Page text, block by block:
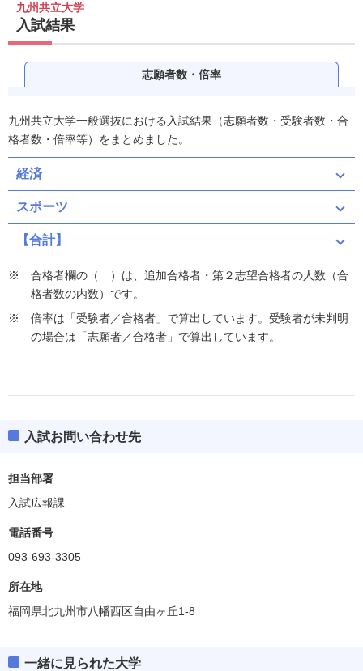
九州共立大学
入試結果
志願者数・倍率
九州共立大学一般選抜における入試結果（志願者数・受験者数・合
格者数・倍率等）をまとめました。
経済
スポーツ
【合計】
合格者欄の（ ）は、追加合格者・第２志望合格者の人数（合
格者数の内数）です。
倍率は「受験者／合格者」で算出しています。受験者が未判明
の場合は「志願者／合格者」で算出しています。
入試お問い合わせ先
担当部署
入試広報課
電話番号
093-693-3305
所在地
福岡県北九州市八幡西区自由ヶ丘1-8
一緒に見られた大学